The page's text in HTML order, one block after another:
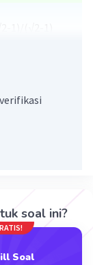
soal ini?
Soal